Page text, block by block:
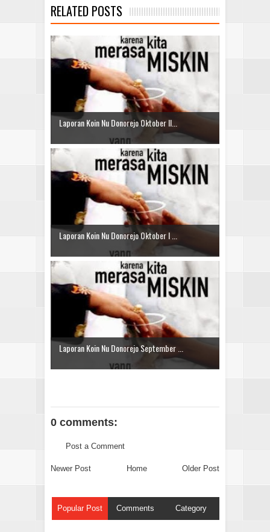
RELATED POSTS
Laporan Koin Nu Donorejo Oktober II...
Laporan Koin Nu Donorejo Oktober I ...
Laporan Koin Nu Donorejo September ...
0 comments:
Post a Comment
Newer Post Older Post
Home
Popular Post Comments Category